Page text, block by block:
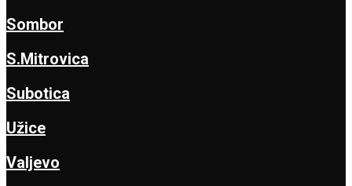
Sombor
S.Mitrovica
Subotica
Užice
Valjevo